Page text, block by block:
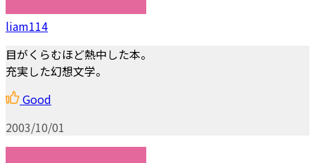
liam114
目がくらむほど熱中した本。
充実した幻想文学。
Good
2003/10/01